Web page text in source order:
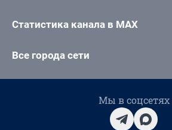
Статистика канала в MAX
Все города сети
Мы в соцсетях